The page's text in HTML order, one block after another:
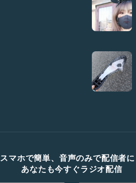
スマホで簡単、音声のみで配信者に
あなたも今すぐラジオ配信